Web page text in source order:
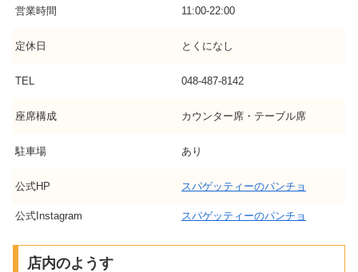
営業時間 11:00-22:00
定休日 とくになし
TEL 048-487-8142
座席構成 カウンター席・テーブル席
駐車場 あり
公式HP スパゲッティーのパンチョ
公式Instagram スパゲッティーのパンチョ
店内のようす